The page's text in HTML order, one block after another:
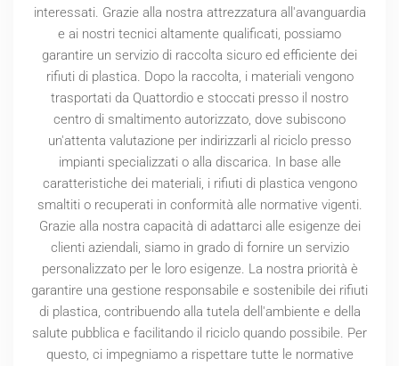
interessati. Grazie alla nostra attrezzatura all'avanguardia
e ai nostri tecnici altamente qualificati, possiamo
garantire un servizio di raccolta sicuro ed efficiente dei
rifiuti di plastica. Dopo la raccolta, i materiali vengono
trasportati da Quattordio e stoccati presso il nostro
centro di smaltimento autorizzato, dove subiscono
un'attenta valutazione per indirizzarli al riciclo presso
impianti specializzati o alla discarica. In base alle
caratteristiche dei materiali, i rifiuti di plastica vengono
smaltiti o recuperati in conformità alle normative vigenti.
Grazie alla nostra capacità di adattarci alle esigenze dei
clienti aziendali, siamo in grado di fornire un servizio
personalizzato per le loro esigenze. La nostra priorità è
garantire una gestione responsabile e sostenibile dei rifiuti
di plastica, contribuendo alla tutela dell'ambiente e della
salute pubblica e facilitando il riciclo quando possibile. Per
questo, ci impegniamo a rispettare tutte le normative